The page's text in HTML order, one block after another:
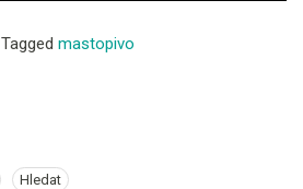
Tagged mastopivo
Hledat